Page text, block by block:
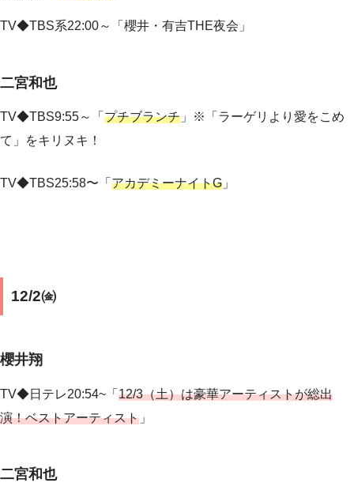
TV◆TBS系22:00～「櫻井・有吉THE夜会」
二宮和也
TV◆TBS9:55～「 プチブランチ 」※「ラーゲリより愛をこめ
て」をキリヌキ！
TV◆TBS25:58〜「 アカデミーナイトG 」
12/2㈮
櫻井翔
TV◆日テレ20:54~「 12/3（土）は豪華アーティストが総出
演！ベストアーティスト 」
二宮和也